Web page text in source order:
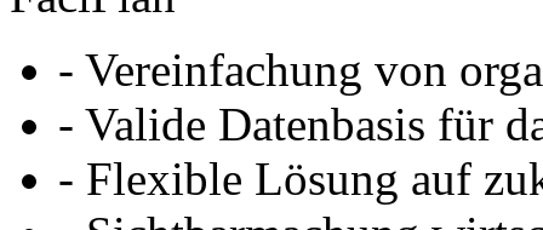
- Vereinfachung von
- Valide Datenbasis für
- Flexible Lösung auf